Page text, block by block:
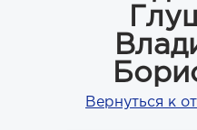
Вернуться к